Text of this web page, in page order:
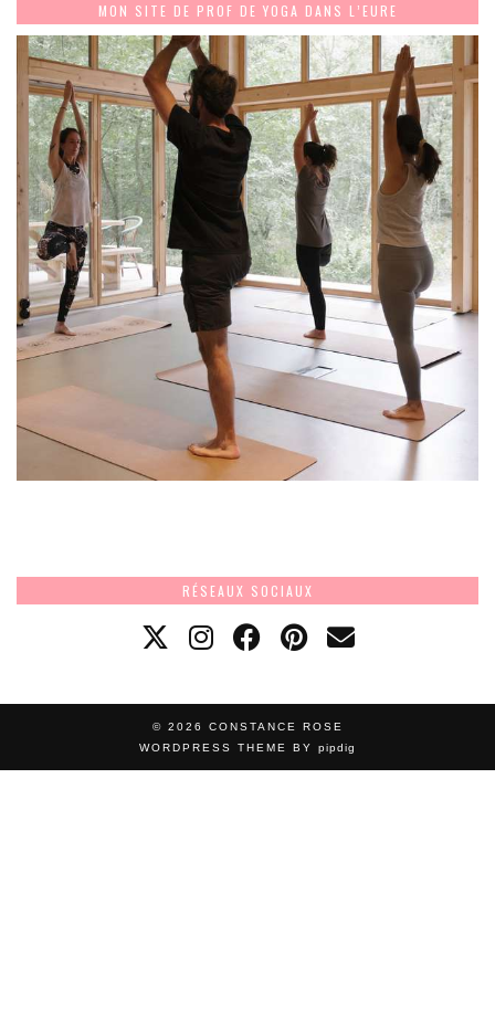
MON SITE DE PROF DE YOGA DANS L’EURE
RÉSEAUX SOCIAUX
© 2026 CONSTANCE ROSE
WORDPRESS THEME BY pipdig